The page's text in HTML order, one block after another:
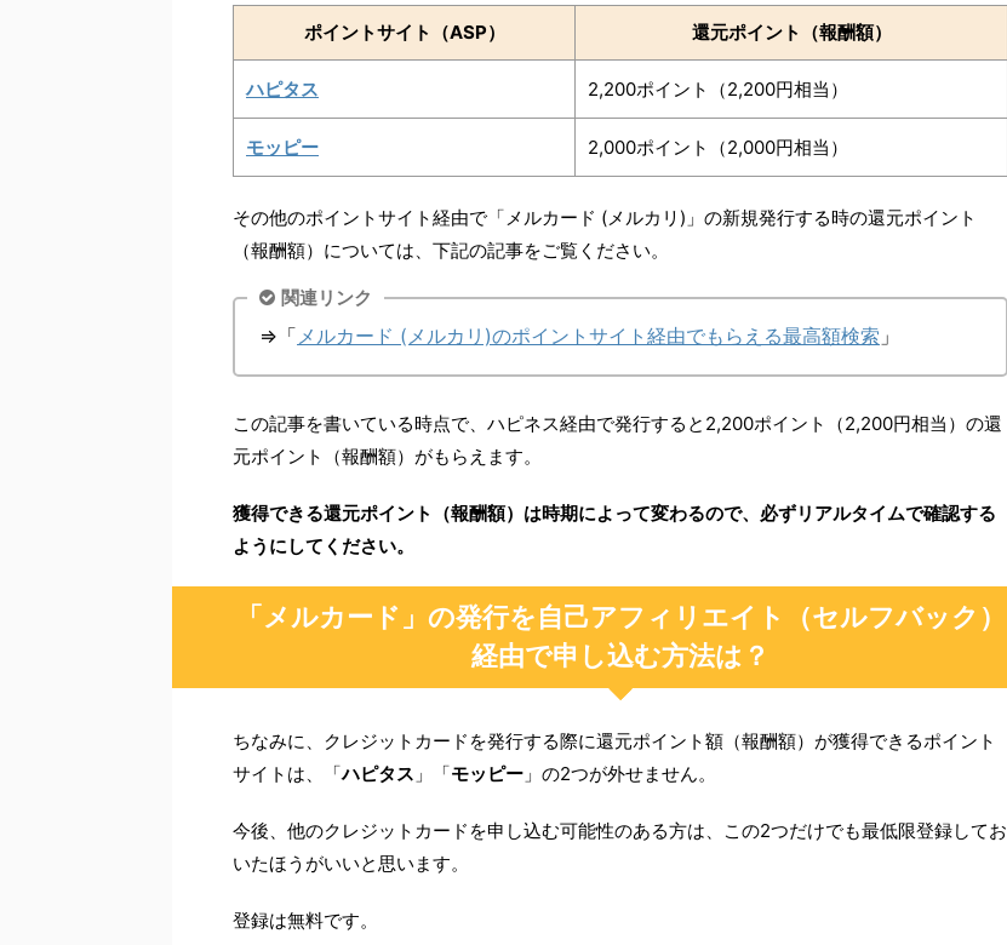
ポイントサイト（ASP） 還元ポイント（報酬額）
ハピタス 2,200ポイント（2,200円相当）
モッピー 2,000ポイント（2,000円相当）
その他のポイントサイト経由で「メルカード (メルカリ)」の新規発行する時の還元ポイント
（報酬額）については、下記の記事をご覧ください。
関連リンク
⇒「メルカード (メルカリ)のポイントサイト経由でもらえる最高額検索 」
この記事を書いている時点で、ハピネス経由で発行すると2,200ポイント（2,200円相当）の還
元ポイント（報酬額）がもらえます。
獲得できる還元ポイント（報酬額）は時期によって変わるので、必ずリアルタイムで確認する
ようにしてください。
「メルカード」の発行を自己アフィリエイト（セルフバック）
経由で申し込む方法は？
ちなみに、クレジットカードを発行する際に還元ポイント額（報酬額）が獲得できるポイント
サイトは、「ハピタス 」「モッピー 」の2つが外せません。
今後、他のクレジットカードを申し込む可能性のある方は、この2つだけでも最低限登録してお
いたほうがいいと思います。
登録は無料です。